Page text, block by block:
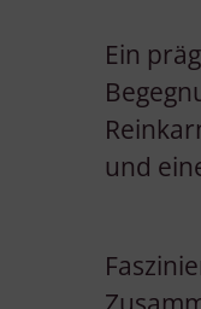
Ein
und